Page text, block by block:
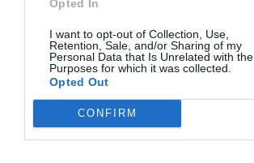
Opted In
I want to opt-out of Collection, Use,
Retention, Sale, and/or Sharing of my
Personal Data that Is Unrelated with the
Purposes for which it was collected.
Opted Out
CONFIRM